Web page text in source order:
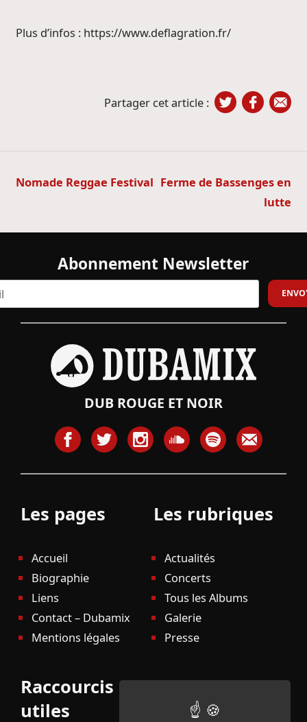
Plus d’infos : https://www.deflagration.fr/
Partager cet article :
deNomade Reggae Festival Ferme de Bassenges en
lutte
Abonnement Newsletter
DUB ROUGE ET NOIR
Les pages
Accueil
Biographie
Liens
Contact – Dubamix
Mentions légales
Les rubriques
Actualités
Concerts
Tous les Albums
Galerie
Presse
Raccourcis
utiles